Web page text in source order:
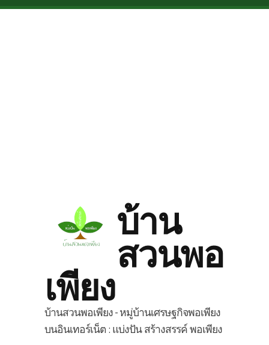
Skip to main content
บ้าน
สวนพอ
เพียง
บ้านสวนพอเพียง - หมู่บ้านเศรษฐกิจพอเพียง
บนอินเทอร์เน็ต : แบ่งปัน สร้างสรรค์ พอเพียง